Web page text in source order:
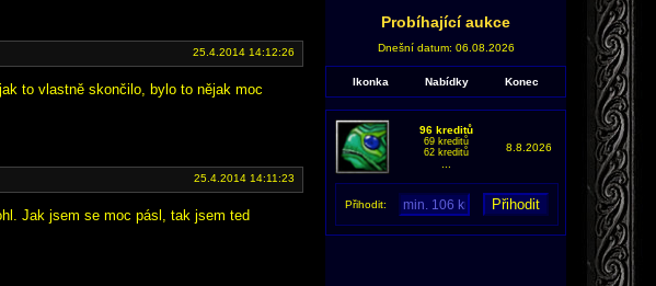
25.4.2014 14:12:26
to vlastně skončilo, bylo to nějak moc
25.4.2014 14:11:23
Jak jsem se moc pásl, tak jsem ted
Probíhající aukce
Dnešní datum: 06.08.2026
Ikonka Nabídky Konec
96 kreditů
69 kreditů
62 kreditů
8.8.2026
Přihodit: